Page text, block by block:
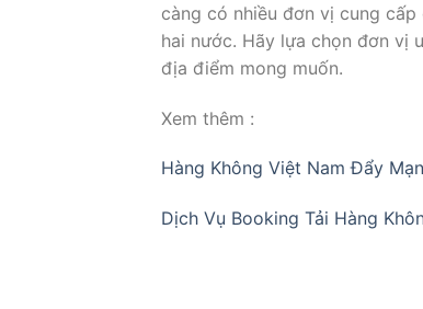
càng có nhiều đơn vị cung
hai nước. Hãy lựa chọn đơn vị
địa điểm mong muốn.
Xem thêm :
Hàng Không Việt Nam Đẩy
Dịch Vụ Booking Tải Hàng